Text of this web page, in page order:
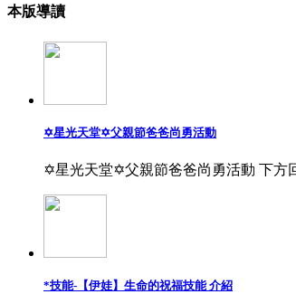
本版導讀
✡星光天堂✡父親節爸爸尚勇活動
✡星光天堂✡父親節爸爸尚勇活動 下方
*技能-【伊娃】生命的祝福技能 介紹